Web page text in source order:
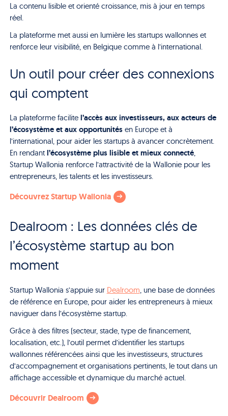
La contenu lisible et orienté croissance, mis à jour en temps
réel.
La plateforme met aussi en lumière les startups wallonnes et
renforce leur visibilité, en Belgique comme à l’international.
Un outil pour créer des connexions
qui comptent
La plateforme facilite l’accès aux investisseurs, aux acteurs de
l’écosystème et aux opportunitésen Europe et à
l’international, pour aider les startups à avancer concrètement.
En rendant l’écosystème plus lisible et mieux connecté,
Startup Wallonia renforce l’attractivité de la Wallonie pour les
entrepreneurs, les talents et les investisseurs.
Découvrez Startup Wallonia
Dealroom : Les données clés de
l’écosystème startup au bon
moment
Startup Wallonia s’appuie sur Dealroom , une base de données
de référence en Europe, pour aider les entrepreneurs à mieux
naviguer dans l’écosystème startup.
Grâce à des filtres (secteur, stade, type de financement,
localisation, etc.), l’outil permet d’identifier les startups
wallonnes référencées ainsi que les investisseurs, structures
d’accompagnement et organisations pertinents, le tout dans un
affichage accessible et dynamique du marché actuel.
Découvrir Dealroom